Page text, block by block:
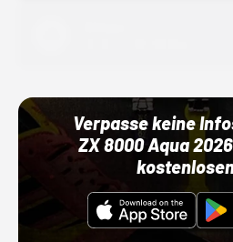
Verpasse keine
ZX 8000 Aqua